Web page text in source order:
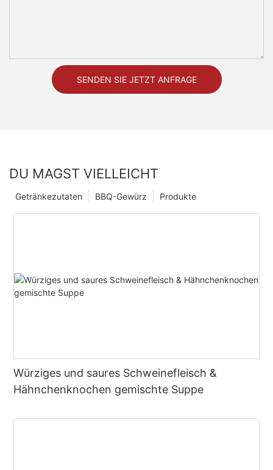
SENDEN SIE JETZT ANFRAGE
DU MAGST VIELLEICHT
Produkte
BBQ-Gewürz
Getränkezutaten
Würziges und saures Schweinefleisch &
Hähnchenknochen gemischte Suppe